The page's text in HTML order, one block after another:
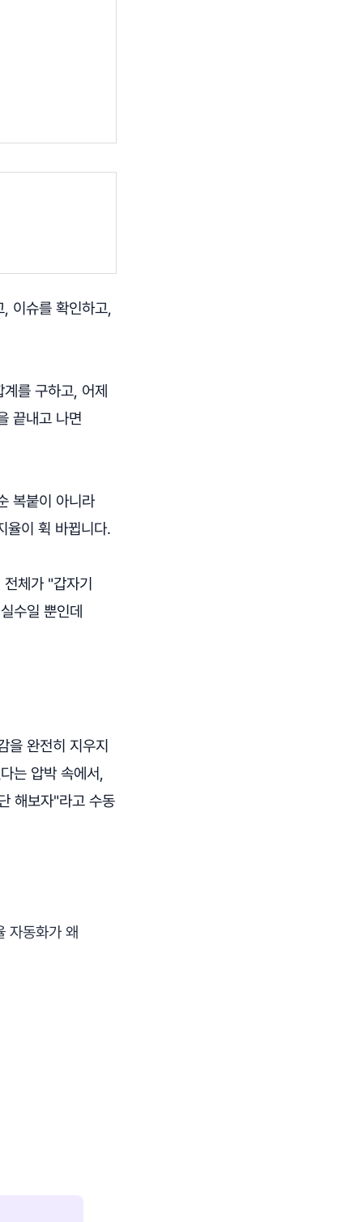
이슈를 확인하고,
를 구하고, 어제
끝내고 나면
복붙이 아니라
율이 휙 바뀝니다.
체가 "갑자기
수일 뿐인데
완전히 지우지
는 압박 속에서,
해보자"라고 수동
자동화가 왜